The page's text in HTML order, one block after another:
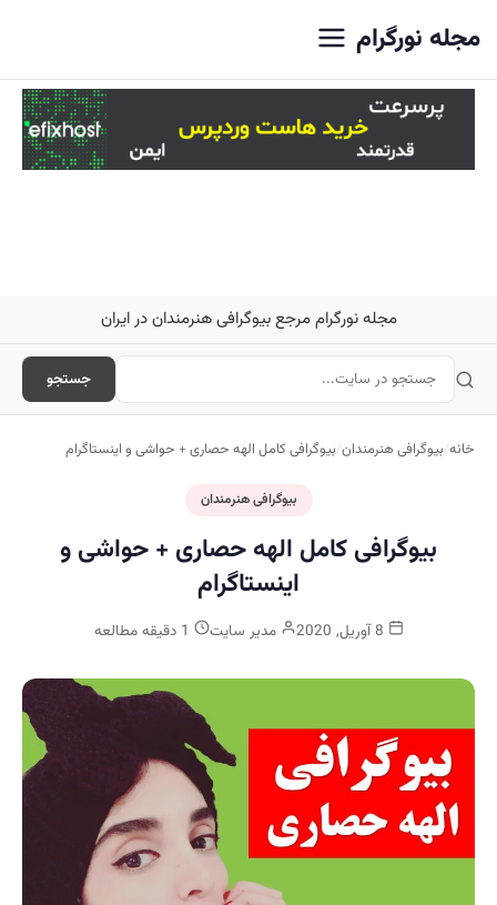
مجله نورگرام
مجله نورگرام مرجع بیوگرافی هنرمندان در ایران
جستجو
خانه/بیوگرافی هنرمندان/بیوگرافی کامل الهه حصاری + حواشی و اینستاگرام
بیوگرافی هنرمندان
بیوگرافی کامل الهه حصاری + حواشی و
اینستاگرام
مدیر سایت